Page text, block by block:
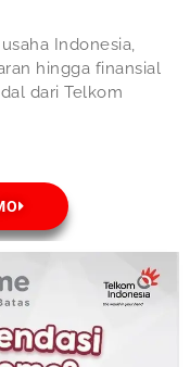
Indonesia,
hingga finansial
dari Telkom